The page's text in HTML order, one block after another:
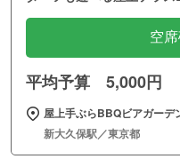
空
平均予算 5,000円
屋上手ぶらBBQビアガー
新大久保駅／東京都